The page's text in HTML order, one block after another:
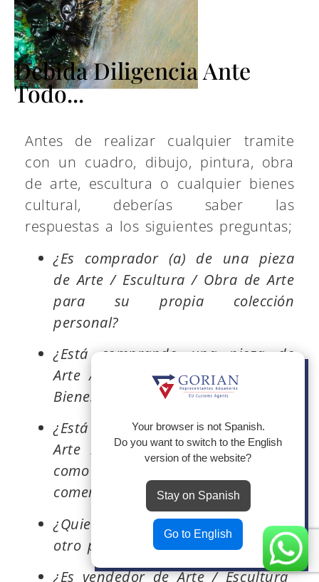
Debida Diligencia Ante
Todo...
Antes de realizar cualquier tramite
con un cuadro, dibujo, pintura, obra
de arte, escultura o cualquier bienes
cultural, deberías saber las
respuestas a los siguientes preguntas;
¿Es comprador (a) de una pieza
de Arte / Escultura / Obra de Arte
para su propia colección
personal?
¿Está comprando una pieza de
Arte / Escultura / Obra de Arte /
Bienes Cultural para inversión?
¿Está comprando una pieza de
Arte / Escultura / Obra de Arte
como parte de una transacción
comercial?
¿Quiere trasladar su residencia a
otro país y llevarse su colección?
¿Es vendedor de Arte / Escultura
Politica de Cookies
Utilizamos cookies propias para el
página web y de todos sus
servicios, y de terceros para
analizar el tráfico en nuestra página
web. Si continua navegando,
consideramos que acepta su uso.
Rechazar Todo
Control de Cookies Leer Más
Aceptar Todo
Your browser is not Spanish.
Do you want to switch to the English
version of the website?
Stay on Spanish
Go to English